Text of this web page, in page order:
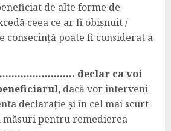
de alte forme de
ceea ce ar fi obișnuit /
consecință poate fi considerat a
declar ca voi
, dacă vor interveni
declarație și în cel mai scurt
pentru remedierea